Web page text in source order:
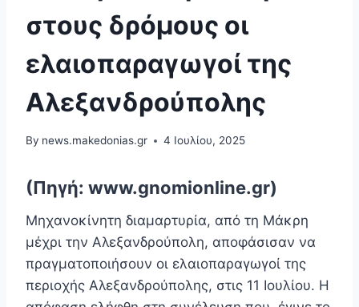
στους δρόμους οι
ελαιοπαραγωγοί της
Αλεξανδρούπολης
By news.makedonias.gr 4 Ιουλίου, 2025
(Πηγή: www.gnomionline.gr)
Μηχανοκίνητη διαμαρτυρία, από τη Μάκρη
μέχρι την Αλεξανδρούπολη, αποφάσισαν να
πραγματοποιήσουν οι ελαιοπαραγωγοί της
περιοχής Αλεξανδρούπολης, στις 11 Ιουλίου. Η